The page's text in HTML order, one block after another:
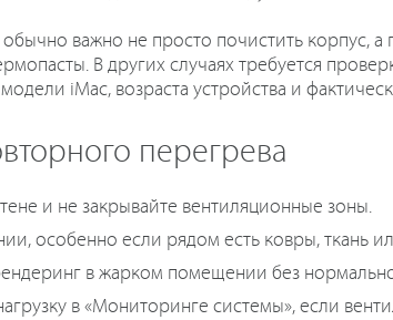
важно не просто почистить корпус,
В других случаях требуется
iMac, возраста устройства и
перегрева
и не закрывайте вентиляционные зоны.
особенно если рядом есть ковры, ткань
в жарком помещении без
в «Мониторинге системы», если